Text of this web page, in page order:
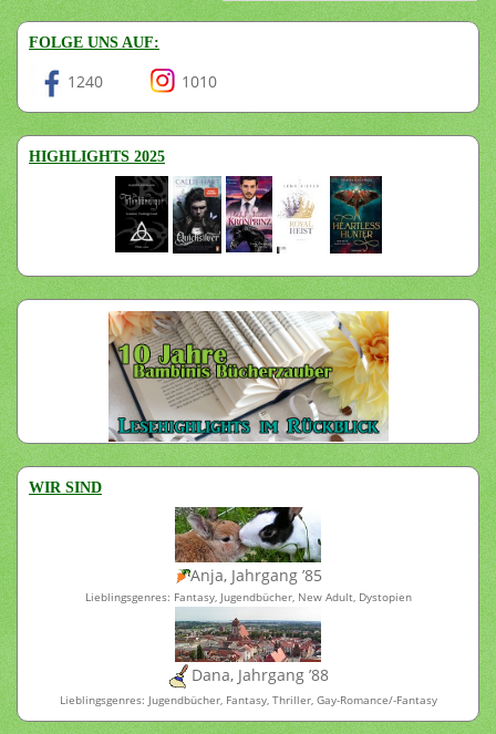
FOLGE UNS AUF:
1240 1010
HIGHLIGHTS 2025
WIR SIND
Anja, Jahrgang ’85
Lieblingsgenres: Fantasy, Jugendbücher, New Adult, Dystopien
Dana, Jahrgang ’88
Lieblingsgenres: Jugendbücher, Fantasy, Thriller, Gay-Romance/-Fantasy